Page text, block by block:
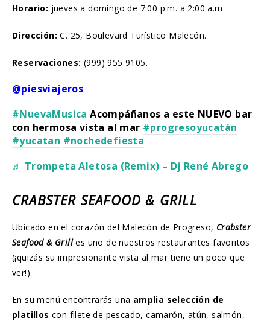
Horario: jueves a domingo de 7:00 p.m. a 2:00 a.m.
Dirección:C. 25, Boulevard Turístico Malecón.
Reservaciones: (999) 955 9105.
@piesviajeros
#NuevaMusica Acompáñanos a este NUEVO bar
con hermosa vista al mar #progresoyucatán
#yucatan #nochedefiesta
♬ Trompeta Aletosa (Remix) – Dj René Abrego
CRABSTER SEAFOOD & GRILL
Ubicado en el corazón del Malecón de Progreso, Crabster
Seafood & Grilles uno de nuestros restaurantes favoritos
(¡quizás su impresionante vista al mar tiene un poco que
ver!).
En su menú encontrarás una amplia selección de
platillos con filete de pescado, camarón, atún, salmón,